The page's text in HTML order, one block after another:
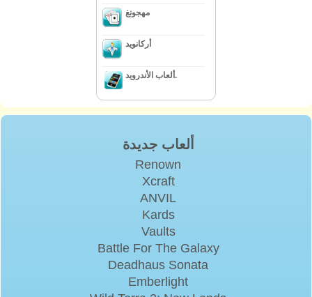
مهجونغ
أركانويد
ألعاب الأندرويد.
ألعاب جديدة
Renown
Xcraft
ANVIL
Kards
Vaults
Battle For The Galaxy
Deadhaus Sonata
Emberlight